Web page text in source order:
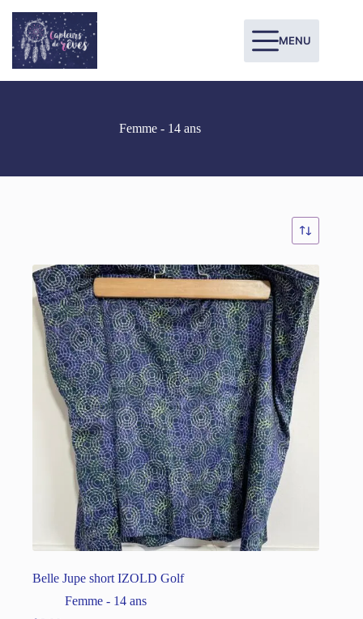
MENU
Femme - 14 ans
Belle Jupe short IZOLD Golf
Femme - 14 ans